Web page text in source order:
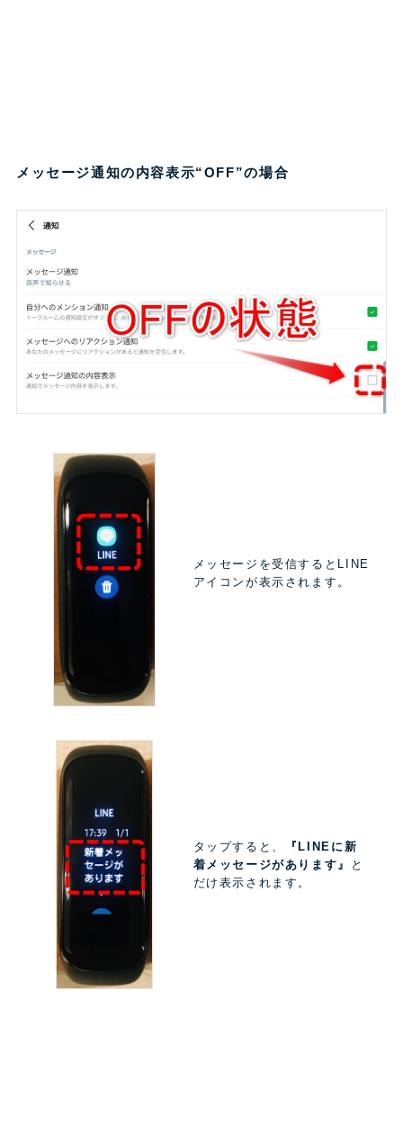
メッセージ通知の内容表示“OFF”の場合
メッセージを受信するとLINE
アイコンが表示されます。
タップすると、
『LINEに新
着メッセージがあります』
と
だけ表示されます。